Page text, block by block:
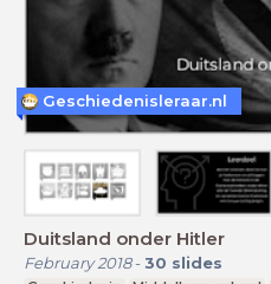
Duitsland onder Hitler
February 2018- 30 slides
Geschiedenisleraar.nl